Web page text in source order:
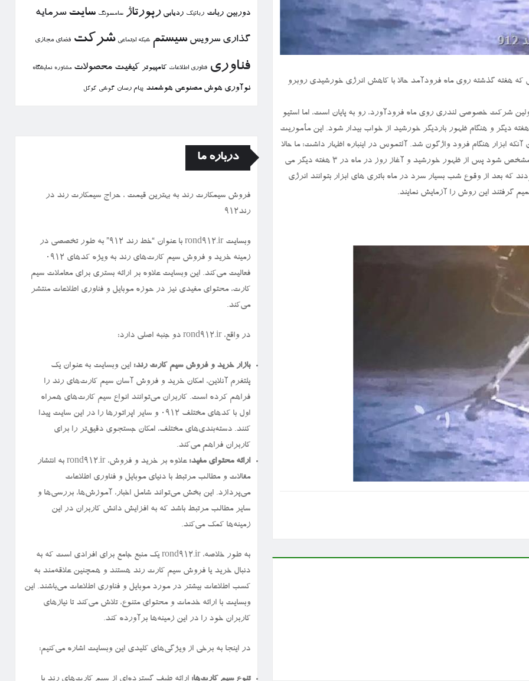
خصوصی که هفته گذشته روی ماه فرودآمد حالا با کاهش انرژی خورشیدی روبرو
طی آن اولین شرکت خصوصی لندری روی ماه فرودآورد، رو به پایان است، اما استیو
مدیر ارشد اجرایی شرکت سازنده ابراز امیدواری کرد که لندر ۳ هفته دیگر و هنگام ظهور باردیگر خورشید از خواب بیدار شود. این مأموریت
ابزار هنگام فرود واژگون شد. آلتموس در اینباره اظهار داشت: ما حالا
ادیسه در آغاز شب ماه درحالت خواب قرار می دهیم و منتظر می مانیم تا مشخص شود پس از ظهور خورشید و آغاز روز در ماه در ۳ هفته دیگر می
که بعد از وقوع شب بسیار سرد در ماه باتری های ابزار بتوانند انرژی
گرفتند این روش را آزمایش نمایند.
دوربین ربات رباتیك ردیابی رپورتاژ سامسونگ سایت سرمایه
گذاری سرویس سیستم شبكه اجتماعی شركت فضای مجازی
فناوری فناوری اطلاعات كامپیوتر كیفیت محصولات مشاوره نمایشگاه
نوآوری هوش مصنوعی هوشمند پیام رسان گوشی گوگل
درباره ما
فروش سیمكارت رند به بهترین قیمت ، حراج سیمكارت رند در
رند912
وبسایت rond912.ir با عنوان “خط رند ۹۱۲” به طور تخصصی در
زمینه خرید و فروش سیم کارت‌های رند به ویژه کدهای ۰۹۱۲
فعالیت می‌کند. این وبسایت علاوه بر ارائه بستری برای معاملات سیم
کارت، محتوای مفیدی نیز در حوزه موبایل و فناوری اطلاعات منتشر
می‌کند.
در واقع، rond912.ir دو جنبه اصلی دارد:
بازار خرید و فروش سیم کارت رند: این وبسایت به عنوان یک
پلتفرم آنلاین، امکان خرید و فروش آسان سیم کارت‌های رند را
فراهم کرده است. کاربران می‌توانند انواع سیم کارت‌های همراه
اول با کدهای مختلف ۰۹۱۲ و سایر اپراتورها را در این سایت پیدا
کنند. دسته‌بندی‌های مختلف، امکان جستجوی دقیق‌تر را برای
کاربران فراهم می‌کند.
ارائه محتوای مفید:
علاوه بر خرید و فروش، rond912.ir به انتشار
مقالات و مطالب مرتبط با دنیای موبایل و فناوری اطلاعات
می‌پردازد. این بخش می‌تواند شامل اخبار، آموزش‌ها، بررسی‌ها و
سایر مطالب مرتبط باشد که به افزایش دانش کاربران در این
زمینه‌ها کمک می‌کند.
به طور خلاصه، rond912.ir یک منبع جامع برای افرادی است که به
دنبال خرید یا فروش سیم کارت رند هستند و همچنین علاقه‌مند به
کسب اطلاعات بیشتر در مورد موبایل و فناوری اطلاعات می‌باشند. این
وبسایت با ارائه خدمات و محتوای متنوع، تلاش می‌کند تا نیازهای
کاربران خود را در این زمینه‌ها برآورده کند.
در اینجا به برخی از ویژگی‌های کلیدی این وبسایت اشاره می‌کنیم:
تنوع سیم کارت‌ها: ارائه طیف گسترده‌ای از سیم کارت‌های رند با